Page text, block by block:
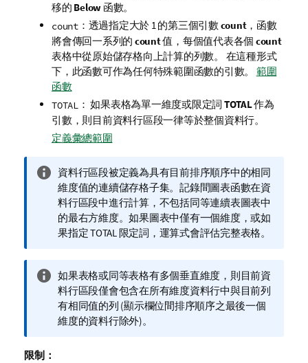
移的 Below 函數。
count：透過指定大於 1 的第三個引數count，函數
將會傳回一系列的 count值，每個值代表各個 count
表格中從原始儲存格向上計算的列數。 在這種形式
下，此函數可作為任何特殊範圍函數的引數。 範圍
函數
TOTAL ： 如果表格為單一維度或限定詞 TOTAL作為
引數，則目前資料行區段一律等於整個資料行。
定義彙總範圍
資
訊
備
註
資料行區段被定義為具有目前排序順序中的相同
維度值的連續儲存格子集。記錄間圖表函數在資
料行區段中進行計算，不包括同等連續表圖表中
的最右方維度。如果圖表中僅有一個維度，或如
果指定TOTAL限定詞，運算式會評估完整表格。
資
訊
備
註
如果表格或同等表格有多個垂直維度，則目前資
料行區段僅會包含在所有維度資料行中與目前列
有相同值的列 (顯示欄位間排序順序之最後一個
維度的資料行除外)。
限制：